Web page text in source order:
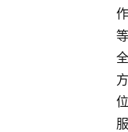
作
等
全
方
位
服